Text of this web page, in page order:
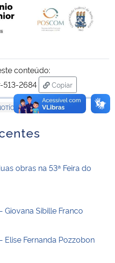
conteúdo:
2684
Copiar
para área de
obras na 53ª Feira do
Sibille Franco
Fernanda Pozzobon